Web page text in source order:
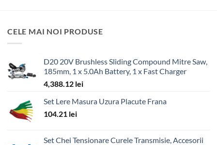
CELE MAI NOI PRODUSE
D20 20V Brushless Sliding Compound Mitre Saw,
185mm, 1 x 5.0Ah Battery, 1 x Fast Charger
4,388.12 lei
Set Lere Masura Uzura Placute Frana
104.21 lei
Set Chei Tensionare Curele Transmisie, Accesorii